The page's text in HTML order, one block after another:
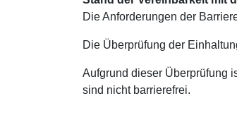
Die Anforderungen der
Die Überprüfung der
Aufgrund dieser Überprüfung
sind nicht barrierefrei.